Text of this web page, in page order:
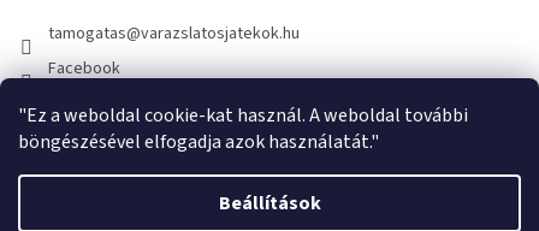
"Ez a weboldal cookie-kat használ. A weboldal további
böngészésével elfogadja azok használatát."
Beállítások
tamogatas@varazslatosjatekok.hu
Facebook
kouzelnehry
Shoptet készítette